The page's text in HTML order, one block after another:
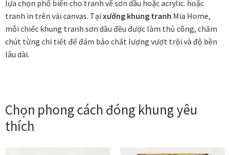
Bộ sưu tập Mã Vương – Quà tặng doanh nghiệp
Chính Sách Bảo Mật
Chính sách đổi trả hàng
lựa chọn phổ biến cho tranh vẽ sơn dầu hoặc acrylic. hoặc
tranh in trên vải canvas. Tại xưởng khung tranh Mia Home,
mỗi chiếc khung tranh sơn dầu đều được làm thủ công, chăm
chút từng chi tiết để đảm bảo chất lượng vượt trội và độ bền
lâu dài.
Chọn phong cách đóng khung yêu
thích